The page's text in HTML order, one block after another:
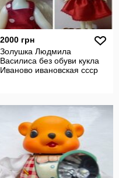
2000 грн
Золушка Людмила
Василиса без обуви кукла
Иваново ивановская ссср